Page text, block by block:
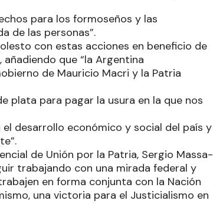
para los formoseños y las
de las personas”.
con estas acciones en beneficio de
que “la Argentina
de Mauricio Macri y la Patria
plata para pagar la usura en la que nos
desarrollo económico y social del país y
de Unión por la Patria, Sergio Massa-
trabajando con una mirada federal y
en forma conjunta con la Nación
una victoria para el Justicialismo en